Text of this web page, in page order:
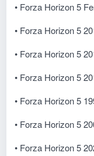
• Forza Horizon 5
• Forza Horizon 5
• Forza Horizon 5
• Forza Horizon 5
• Forza Horizon 5
• Forza Horizon 5
• Forza Horizon 5